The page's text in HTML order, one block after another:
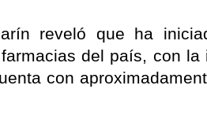
reveló que ha
del país, con
con